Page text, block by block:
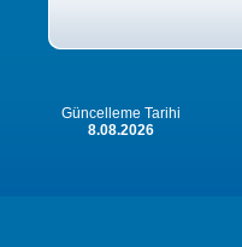
Güncelleme Tarihi
8.08.2026